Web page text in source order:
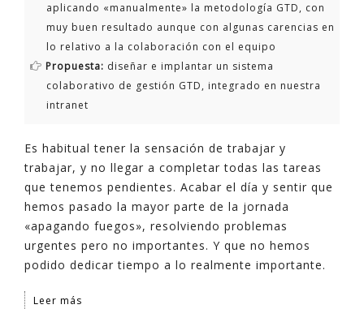
aplicando «manualmente» la metodología GTD, con
muy buen resultado aunque con algunas carencias en
lo relativo a la colaboración con el equipo
Propuesta: diseñar e implantar un sistema
colaborativo de gestión GTD, integrado en nuestra
intranet
Es habitual tener la sensación de trabajar y
trabajar, y no llegar a completar todas las tareas
que tenemos pendientes. Acabar el día y sentir que
hemos pasado la mayor parte de la jornada
«apagando fuegos», resolviendo problemas
urgentes pero no importantes. Y que no hemos
podido dedicar tiempo a lo realmente importante.
Leer más